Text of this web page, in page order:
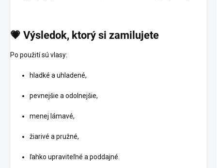
💗 Výsledok, ktorý si zamilujete
Po použití sú vlasy:
hladké a uhladené,
pevnejšie a odolnejšie,
menej lámavé,
žiarivé a pružné,
ľahko upraviteľné a poddajné.